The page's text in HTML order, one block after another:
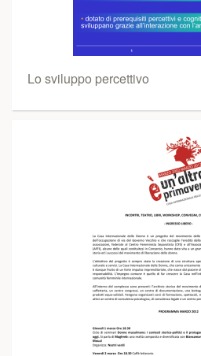
Lo sviluppo percettivo